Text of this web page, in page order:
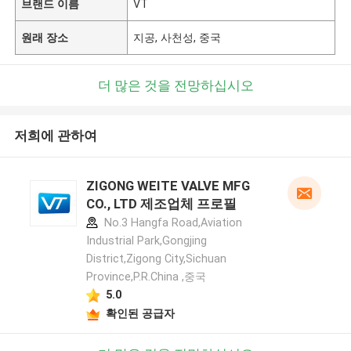
브랜드 이름 VT
원래 장소 지공, 사천성, 중국
더 많은 것을 전망하십시오
저희에 관하여
ZIGONG WEITE VALVE MFG
CO., LTD 제조업체 프로필
No.3 Hangfa Road,Aviation
Industrial Park,Gongjing
District,Zigong City,Sichuan
Province,P.R.China ,중국
5.0
확인된 공급자